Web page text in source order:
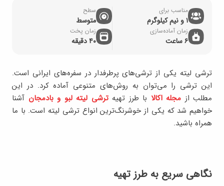
مناسب برای
۱ و نیم کیلوگرم
سطح
متوسط
زمان آماده‌سازی
۶ ساعت
زمان پخت
۴۰ دقیقه
ترشی لیته یکی از ترشی‌های پرطرفدار در سفره‌های ایرانی است.
این ترشی را می‌توان به روش‌های متنوعی آماده کرد. در این
مطلب از مجله اکالا با طرز تهیهترشی لیته لبو و بادمجان آشنا
خواهیم شد که یکی از خوشرنگ‌ترین انواع ترشی لیته است. با ما
همراه باشید.
نگاهی سریع به طرز تهیه